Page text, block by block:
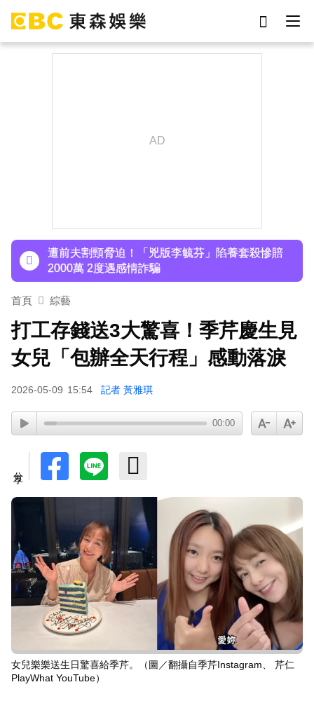
遭前夫割頸脅迫！「兇版李毓芬」陷養套殺慘賠
2000萬 2度遇感情詐騙
停更1個月全面復工！蔡阿嘎甩抄襲爭議「開拍新
企劃」二伯IG也更新
天后御用化妝師陳聆薇病逝！張韶涵返台送別首發
聲：依舊無法相信
下載東森App，隨時掌握天下大小事！
48歲男星直播突亮刀自殘！「全裸滿身血」警急
破門 家屬發聲曝現況
首頁 綜藝
打工存錢送3大驚喜！季芹慶生見
女兒「包辦全天行程」感動落淚
2026-05-09 15:54 記者 黃雅琪
00:00
女兒樂樂送生日驚喜給季芹。（圖／翻攝自季芹Instagram、 芹仁
PlayWhat YouTube）